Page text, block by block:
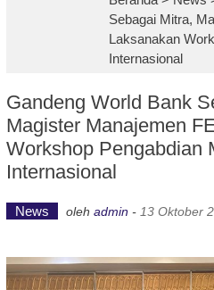
Sebagai Mitra,
Laksanakan
Internasional
Gandeng World Bank
Magister Manajemen
Workshop Pengabdian
Internasional
News oleh admin - 13 Oktober